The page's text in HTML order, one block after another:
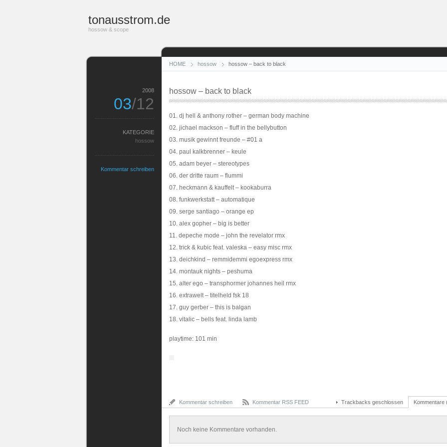
tonausstrom.de
hossow & scope
HOME hossow hossow – back to black
hossow – back to black
01. dj hell & anthony rother – german body machine
02. jichael mackson – fluff in the bellybutton
03. musik gewinnt freunde – #01 a
04. paul kalkbrenner – keule
05. adam beyer – stereotypes
06. der dritte raum – flummi
07. heckmann & kauffelt – kookaburra
08. funkwerkstatt – automatique
09. serge santiago – orange ep
10. alex gopher – big is better
11. depeche mode – john the revelator rmx
12. trick & kubic feat. valeska – easy misc rmx
13. deichkind – remmidemmi egoexpress rmx
14. montauk nights – peshuma
15. alter ego – transphormer johannes heil rmx
16. extrawelt – titelheld fsk 18
17. guy gerber – this is balgan
18. vitalic – bells feat. linda lamb
playtime: 101 min
2008
03/12
KATEGORIE
hossow
Kommentar schreiben
Kommentar schreiben Kommentar RSS FEED Trackbacks geschlossen Kommentare
Noch keine Kommentare vorhanden.